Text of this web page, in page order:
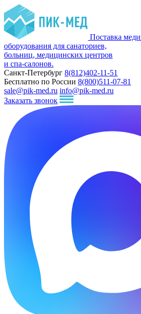
Поставка
оборудования для санаториев,
больниц, медицинских центров
и спа-салонов.
Санкт-Петербург 8(812)402-11-51
Бесплатно по России 8(800)511-07-81
sale@pik-med.ru info@pik-med.ru
Заказать звонок